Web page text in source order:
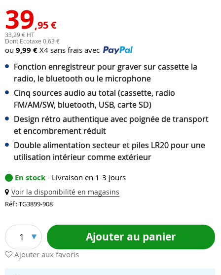
39,95 €
33,29 € HT
Dont Ecotaxe 0,63 €
ou 9,99 € X4 sans frais avec
Fonction enregistreur pour graver sur cassette la
radio, le bluetooth ou le microphone
Cinq sources audio au total (cassette, radio
FM/AM/SW, bluetooth, USB, carte SD)
Design rétro authentique avec poignée de transport
et encombrement réduit
Double alimentation secteur et piles LR20 pour une
utilisation intérieur comme extérieur
En stock - Livraison en 1-3 jours
Voir la disponibilité en magasins
Réf : TG3899-908
1 Ajouter au panier
Ajouter aux favoris